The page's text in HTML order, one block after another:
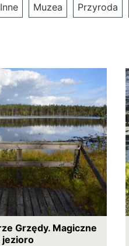
Inne Muzea Przyroda
Grzędy. Magiczne
jezioro